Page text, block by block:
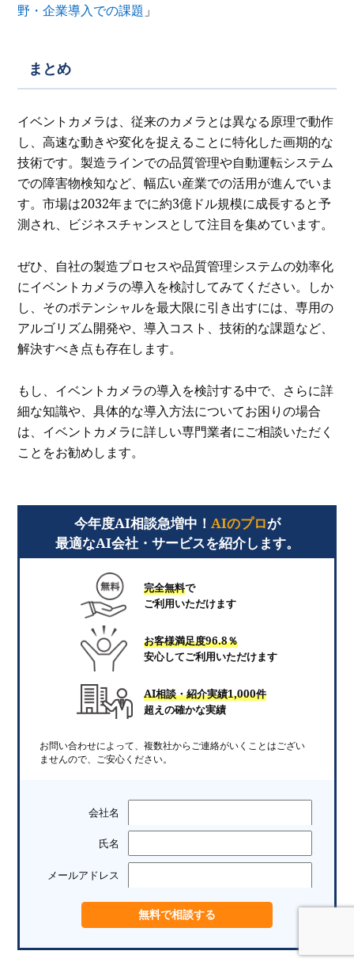
野・企業導入での課題 」
まとめ
イベントカメラは、従来のカメラとは異なる原理で動作
し、高速な動きや変化を捉えることに特化した画期的な
技術です。製造ラインでの品質管理や自動運転システム
での障害物検知など、幅広い産業での活用が進んでいま
す。市場は2032年までに約3億ドル規模に成長すると予
測され、ビジネスチャンスとして注目を集めています。
ぜひ、自社の製造プロセスや品質管理システムの効率化
にイベントカメラの導入を検討してみてください。しか
し、そのポテンシャルを最大限に引き出すには、専用の
アルゴリズム開発や、導入コスト、技術的な課題など、
解決すべき点も存在します。
もし、イベントカメラの導入を検討する中で、さらに詳
細な知識や、具体的な導入方法についてお困りの場合
は、イベントカメラに詳しい専門業者にご相談いただく
ことをお勧めします。
今年度AI相談急増中！ AIのプロが
最適なAI会社・サービスを紹介します。
完全無料で
ご利用いただけます
お客様満足度96.8％
安心してご利用いただけます
AI相談・紹介実績1,000件
超えの確かな実績
お問い合わせによって、複数社からご連絡がいくことはござい
ませんので、ご安心ください。
会社名
氏名
メールアドレス